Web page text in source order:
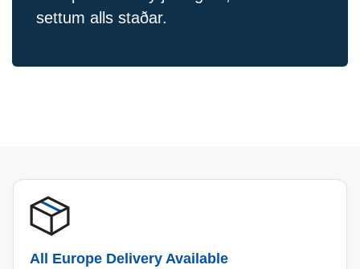
settum alls staðar.
All Europe Delivery Available